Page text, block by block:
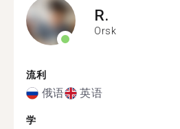
R.
Orsk
流利
俄语 英语
学